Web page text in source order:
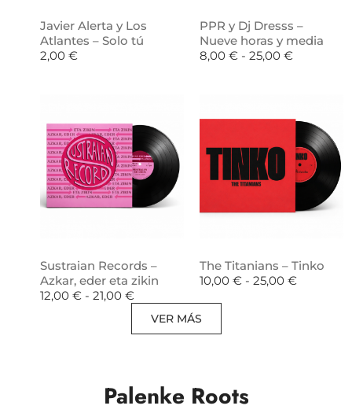
Javier Alerta y Los
Atlantes – Solo tú
2,00 €
PPR y Dj Dresss –
Nueve horas y media
8,00 € - 25,00 €
Sustraian Records –
Azkar, eder eta zikin
12,00 € - 21,00 €
The Titanians – Tinko
10,00 € - 25,00 €
VER MÁS
Palenke Roots